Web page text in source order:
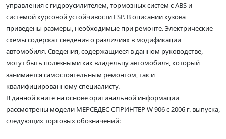
управления с гидроусилителем, тормозных систем с ABS и
системой курсовой устойчивости ESP. В описании кузова
приведены размеры, необходимые при ремонте. Электрические
схемы содержат сведения о различиях в модификации
автомобиля. Сведения, содержащиеся в данном руководстве,
могут быть полезными как владельцу автомобиля, который
занимается самостоятельным ремонтом, так и
квалифицированному специалисту.
В данной книге на основе оригинальной информации
рассмотрены модели МЕРСЕДЕС СПРИНТЕР W 906 с 2006 г. выпуска,
следующих торговых обозначений: